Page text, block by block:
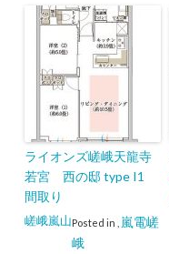
ライオンズ嵯峨天龍寺
若宮 西の邸 type I1
間取り
Posted in
嵯峨嵐山
嵐電嵯
峨